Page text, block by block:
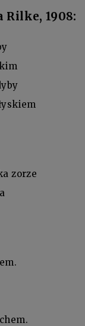
1908:
zorze